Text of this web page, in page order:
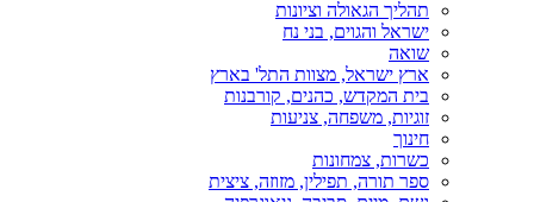
תהליך הגאולה וציונות
ישראל והגוים, בני נח
שואה
ארץ ישראל, מצוות התל' בארץ
בית המקדש, כהנים, קורבנות
זוגיות, משפחה, צניעות
חינוך
כשרות, צמחונות
ספר תורה, תפילין, מזוזה, ציצית